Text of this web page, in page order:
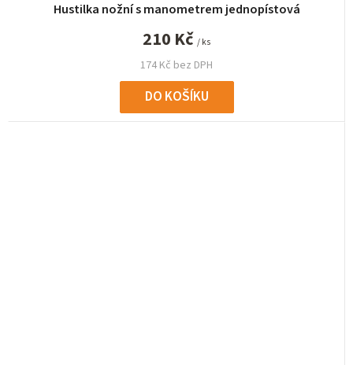
Hustilka nožní s manometrem jednopístová
174 Kč bez DPH
210 Kč / ks
DO KOŠÍKU